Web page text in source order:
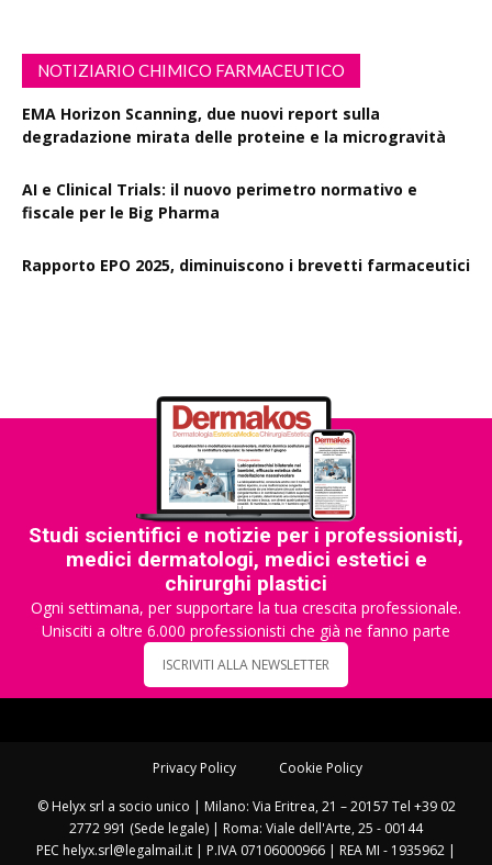
NOTIZIARIO CHIMICO FARMACEUTICO
EMA Horizon Scanning, due nuovi report sulla
degradazione mirata delle proteine e la microgravità
AI e Clinical Trials: il nuovo perimetro normativo e
fiscale per le Big Pharma
Rapporto EPO 2025, diminuiscono i brevetti farmaceutici
Studi scientifici e notizie per i professionisti,
medici dermatologi, medici estetici e
chirurghi plastici
Ogni settimana, per supportare la tua crescita professionale.
Unisciti a oltre 6.000 professionisti che già ne fanno parte
ISCRIVITI ALLA NEWSLETTER
Privacy Policy Cookie Policy
© Helyx srl a socio unico | Milano: Via Eritrea, 21 – 20157 Tel +39 02
2772 991 (Sede legale) | Roma: Viale dell'Arte, 25 - 00144
PEC helyx.srl@legalmail.it | P.IVA 07106000966 | REA MI - 1935962 |